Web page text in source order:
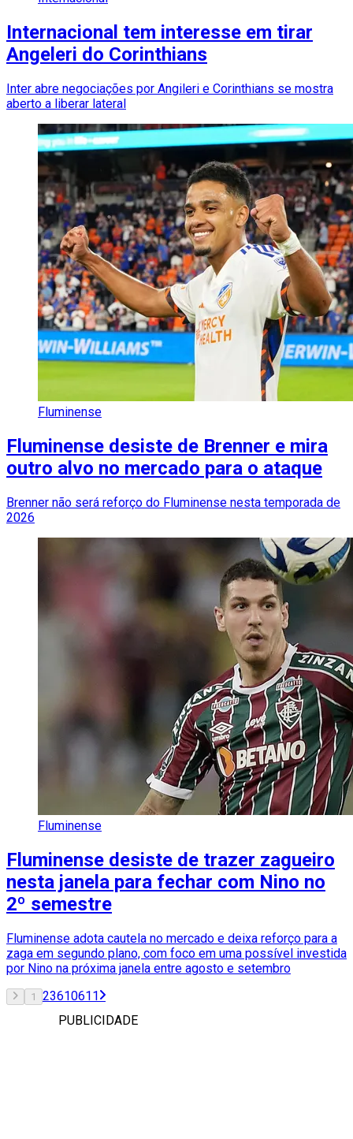
Internacional tem interesse em tirar
Angeleri do Corinthians
Inter abre negociações por Angileri e Corinthians se mostra
aberto a liberar lateral
Fluminense
Fluminense desiste de Brenner e mira
outro alvo no mercado para o ataque
Brenner não será reforço do Fluminense nesta temporada de
2026
Fluminense
Fluminense desiste de trazer zagueiro
nesta janela para fechar com Nino no
2º semestre
Fluminense adota cautela no mercado e deixa reforço para a
zaga em segundo plano, com foco em uma possível investida
por Nino na próxima janela entre agosto e setembro
1 23610611
PUBLICIDADE